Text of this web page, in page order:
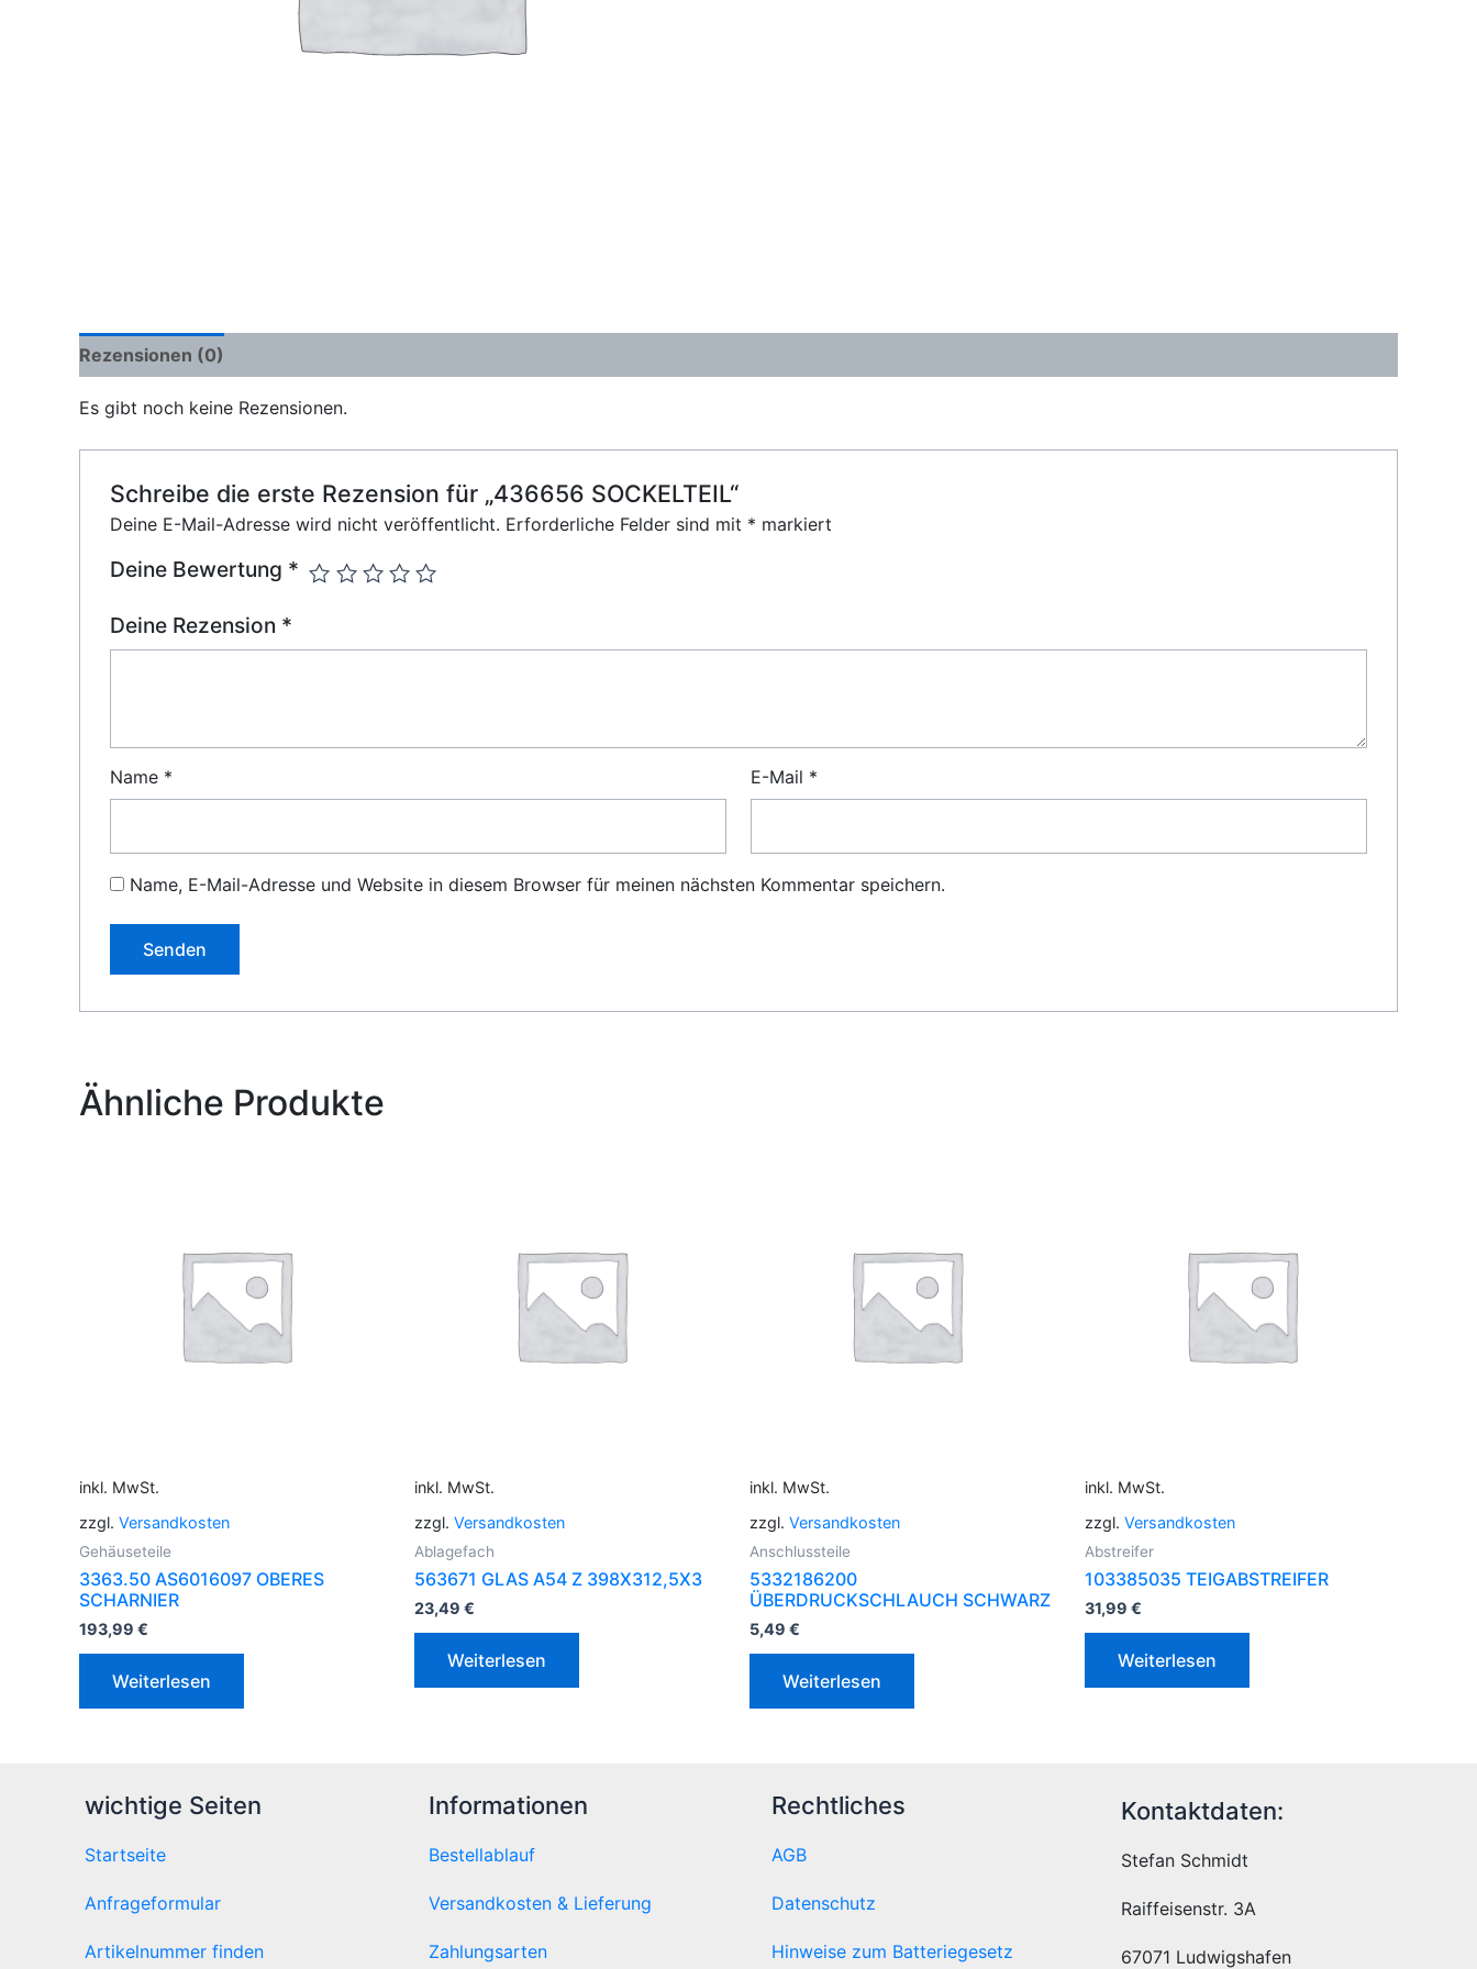
Rezensionen (0)
Es gibt noch keine Rezensionen.
Schreibe die erste Rezension für „436656 SOCKELTEIL“
Deine E-Mail-Adresse wird nicht veröffentlicht. Erforderliche Felder sind mit * markiert
Deine Bewertung *
Deine Rezension *
Name * E-Mail *
Name, E-Mail-Adresse und Website in diesem Browser für meinen nächsten Kommentar speichern.
Ähnliche Produkte
inkl. MwSt.
zzgl. Versandkosten
Gehäuseteile
3363.50 AS6016097 OBERES
SCHARNIER
193,99 €
Weiterlesen
inkl. MwSt.
zzgl. Versandkosten
Ablagefach
563671 GLAS A54 Z 398X312,5X3
23,49 €
Weiterlesen
inkl. MwSt.
zzgl. Versandkosten
Anschlussteile
5332186200
ÜBERDRUCKSCHLAUCH SCHWARZ
5,49 €
Weiterlesen
inkl. MwSt.
zzgl. Versandkosten
Abstreifer
103385035 TEIGABSTREIFER
31,99 €
Weiterlesen
wichtige Seiten
Startseite
Anfrageformular
Artikelnummer finden
Informationen
Bestellablauf
Versandkosten & Lieferung
Zahlungsarten
Rechtliches
AGB
Datenschutz
Hinweise zum Batteriegesetz
Kontaktdaten:
Stefan Schmidt
Raiffeisenstr. 3A
67071 Ludwigshafen